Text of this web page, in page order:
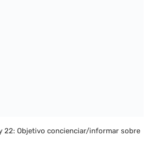
22: Objetivo concienciar/informar sobre